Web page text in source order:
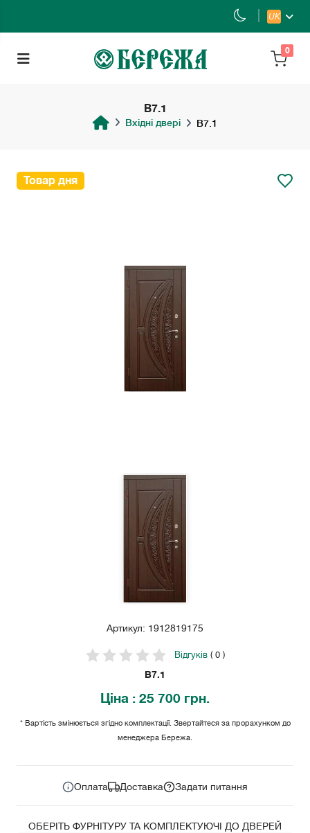
UK
0
B7.1
Вхідні двері B7.1
Товар дня
Артикул: 1912819175
Відгуків( 0 )
B7.1
Ціна : 25 700 грн.
* Вартість змінюється згідно комплектації. Звертайтеся за прорахунком до
менеджера Бережа.
Оплата Доставка Задати питання
ОБЕРІТЬ ФУРНІТУРУ ТА КОМПЛЕКТУЮЧІ ДО ДВЕРЕЙ